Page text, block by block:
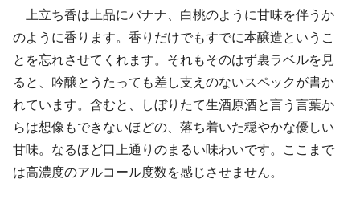
上立ち香は上品にバナナ、白桃のように甘味を伴うか
のように香ります。香りだけでもすでに本醸造というこ
とを忘れさせてくれます。それもそのはず裏ラベルを見
ると、吟醸とうたっても差し支えのないスペックが書か
れています。含むと、しぼりたて生酒原酒と言う言葉か
らは想像もできないほどの、落ち着いた穏やかな優しい
甘味。なるほど口上通りのまるい味わいです。ここまで
は高濃度のアルコール度数を感じさせません。